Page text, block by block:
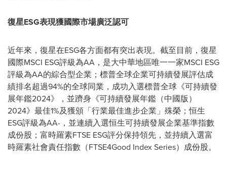
復星ESG表現獲國際市場廣泛認可
近年來，復星在ESG各方面都有突出表現。截至目前，復星
國際MSCI ESG評級為AA，是大中華地區唯一一家MSCI ESG
評級為AA的綜合型企業；標普全球企業可持續發展評估成
績排名超過94%的全球同業，成功入選標普全球《可持續發
展年鑑2024》，並躋身《可持續發展年鑑（中國版）
2024》最佳1%及獲頒「行業最佳進步企業」殊榮；恒生
ESG評級為AA-，並連續入選恒生可持續發展企業基準指數
成份股；富時羅素FTSE ESG評分保持領先，並持續入選富
時羅素社會責任指數（FTSE4Good Index Series）成份股。